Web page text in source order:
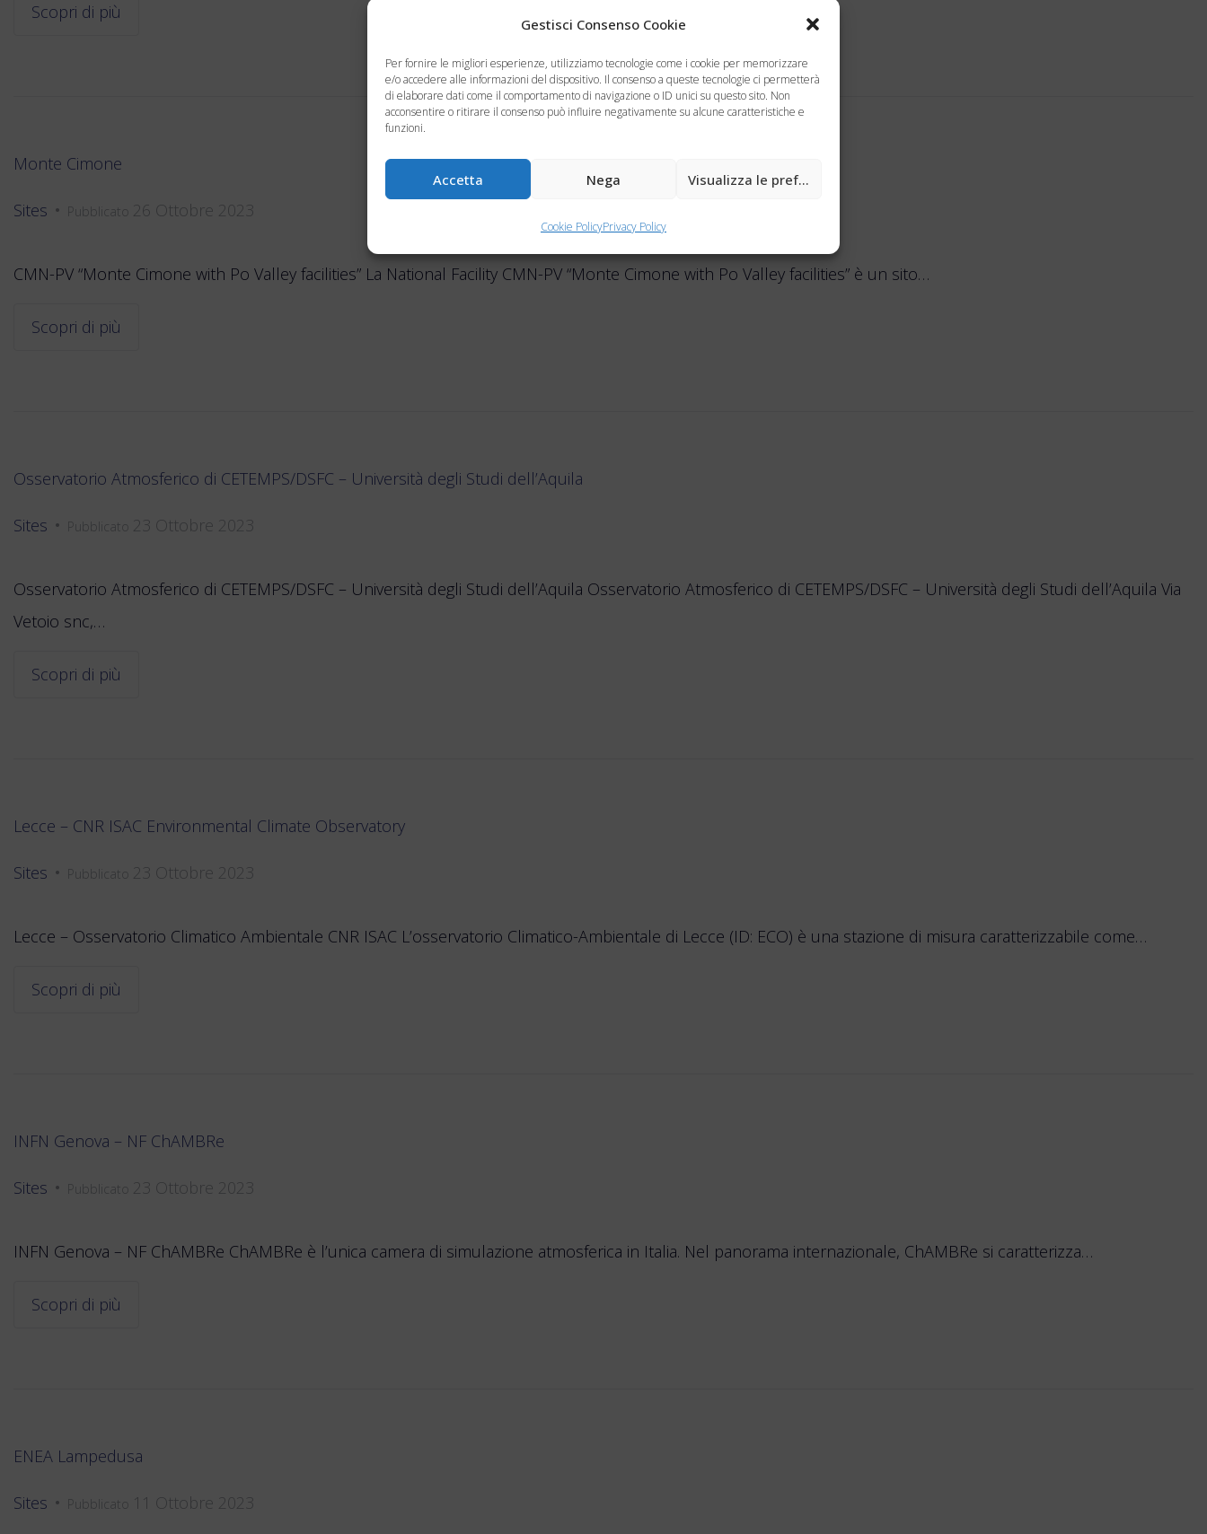
Gestisci Consenso Cookie
Per fornire le migliori esperienze, utilizziamo tecnologie come i cookie per memorizzare
e/o accedere alle informazioni del dispositivo. Il consenso a queste tecnologie ci permetterà
di elaborare dati come il comportamento di navigazione o ID unici su questo sito. Non
acconsentire o ritirare il consenso può influire negativamente su alcune caratteristiche e
funzioni.
Accetta Nega Visualizza le preferenze
Cookie PolicyPrivacy Policy
Scopri di più
Monte Cimone
Sites • Pubblicato 26 Ottobre 2023
CMN-PV “Monte Cimone with Po Valley facilities” La National Facility CMN-PV “Monte Cimone with Po Valley facilities” è un sito…
Scopri di più
Osservatorio Atmosferico di CETEMPS/DSFC – Università degli Studi dell’Aquila
Sites • Pubblicato 23 Ottobre 2023
Osservatorio Atmosferico di CETEMPS/DSFC – Università degli Studi dell’Aquila Osservatorio Atmosferico di CETEMPS/DSFC – Università degli Studi dell’Aquila Via
Vetoio snc,…
Scopri di più
Lecce – CNR ISAC Environmental Climate Observatory
Sites • Pubblicato 23 Ottobre 2023
Lecce – Osservatorio Climatico Ambientale CNR ISAC L’osservatorio Climatico-Ambientale di Lecce (ID: ECO) è una stazione di misura caratterizzabile come…
Scopri di più
INFN Genova – NF ChAMBRe
Sites • Pubblicato 23 Ottobre 2023
INFN Genova – NF ChAMBRe ChAMBRe è l’unica camera di simulazione atmosferica in Italia. Nel panorama internazionale, ChAMBRe si caratterizza…
Scopri di più
ENEA Lampedusa
Sites • Pubblicato 11 Ottobre 2023